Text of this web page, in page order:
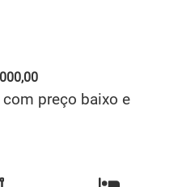
preço baixo e